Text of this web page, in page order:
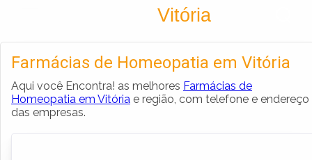
Vitória
Criar conta
Farmácias de Homeopatia em Vitória
Aqui você Encontra! as melhores Farmácias de
Homeopatia em Vitória e região, com telefone e endereço
das empresas.